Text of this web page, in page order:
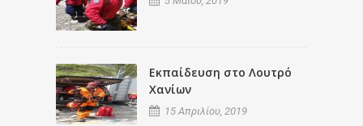
Εκπαίδευση στο Λουτρό
Χανίων
15 Απριλίου, 2019